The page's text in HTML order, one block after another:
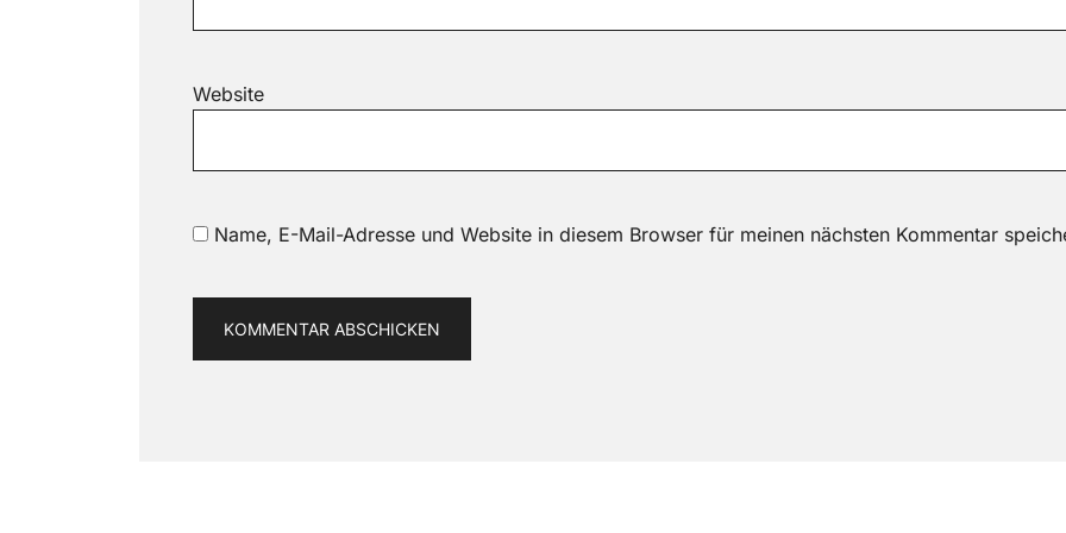
Website
Name, E-Mail-Adresse und Website in diesem Browser für meinen nächsten Kommentar